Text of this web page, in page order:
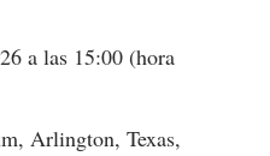
a las 15:00 (hora
Arlington, Texas,